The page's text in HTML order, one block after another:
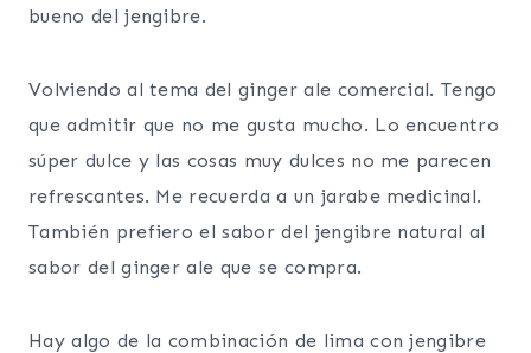
bueno del jengibre.
Volviendo al tema del ginger ale comercial. Tengo
que admitir que no me gusta mucho. Lo encuentro
súper dulce y las cosas muy dulces no me parecen
refrescantes. Me recuerda a un jarabe medicinal.
También prefiero el sabor del jengibre natural al
sabor del ginger ale que se compra.
Hay algo de la combinación de lima con jengibre